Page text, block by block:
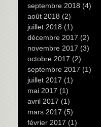
septembre 2018 (4)
août 2018 (2)
juillet 2018 (1)
décembre 2017 (2)
novembre 2017 (3)
octobre 2017 (2)
septembre 2017 (1)
juillet 2017 (1)
mai 2017 (1)
avril 2017 (1)
mars 2017 (5)
février 2017 (1)